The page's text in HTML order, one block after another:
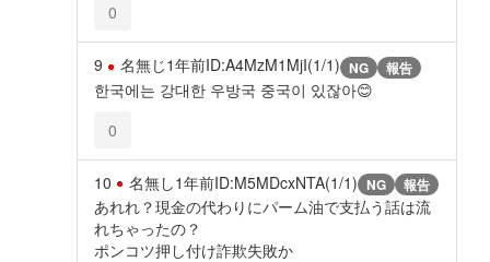
0
9 名無じ1年前ID:A4MzM1MjI(1/1) NG 報告
한국에는 강대한 우방국 중국이 있잖아😊
0
10 名無し1年前ID:M5MDcxNTA(1/1) NG 報告
あれれ？現金の代わりにパーム油で支払う話は流
れちゃったの？
ポンコツ押し付け詐欺失敗か